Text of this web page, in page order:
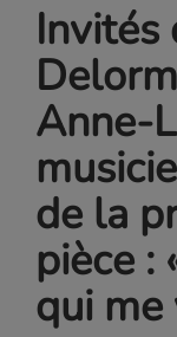
Invités
Anne-
de la
pièce :
qui me